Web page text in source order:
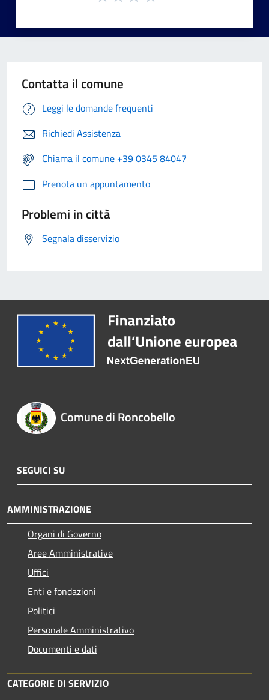
Contatta il comune
Leggi le domande frequenti
Richiedi Assistenza
Chiama il comune +39 0345 84047
Prenota un appuntamento
Problemi in città
Segnala disservizio
Comune di Roncobello
SEGUICI SU
AMMINISTRAZIONE
Organi di Governo
Aree Amministrative
Uffici
Enti e fondazioni
Politici
Personale Amministrativo
Documenti e dati
CATEGORIE DI SERVIZIO